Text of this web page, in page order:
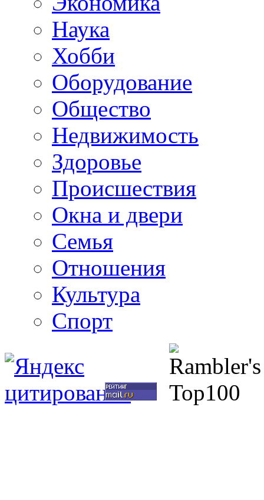
Наука
Хобби
Оборудование
Общество
Недвижимость
Здоровье
Происшествия
Окна и двери
Семья
Отношения
Культура
Спорт